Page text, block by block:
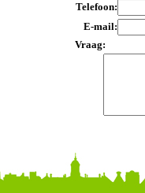
Telefoon:
E-mail:
Vraag: